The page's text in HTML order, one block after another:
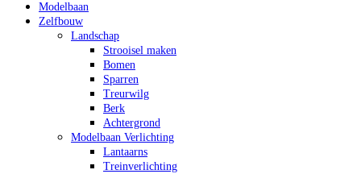
Modelbaan
Zelfbouw
Landschap
Strooisel maken
Bomen
Sparren
Treurwilg
Berk
Achtergrond
Modelbaan Verlichting
Lantaarns
Treinverlichting